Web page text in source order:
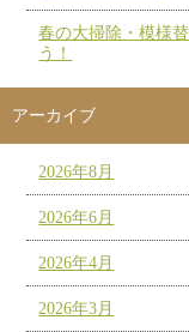
春の大掃除・模様
う！
アーカイブ
2026年8月
2026年6月
2026年4月
2026年3月